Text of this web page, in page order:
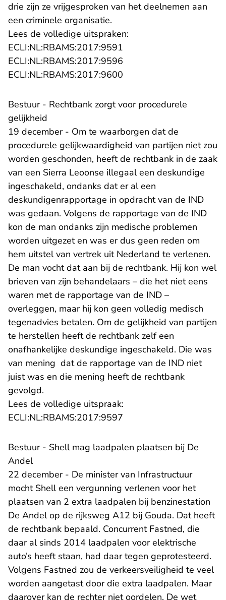
drie zijn ze vrijgesproken van het deelnemen aan
een criminele organisatie.
Lees de volledige uitspraken:
ECLI:NL:RBAMS:2017:9591
ECLI:NL:RBAMS:2017:9596
ECLI:NL:RBAMS:2017:9600
Bestuur - Rechtbank zorgt voor procedurele
gelijkheid
19 december - Om te waarborgen dat de
procedurele gelijkwaardigheid van partijen niet zou
worden geschonden, heeft de rechtbank in de zaak
van een Sierra Leoonse illegaal een deskundige
ingeschakeld, ondanks dat er al een
deskundigenrapportage in opdracht van de IND
was gedaan. Volgens de rapportage van de IND
kon de man ondanks zijn medische problemen
worden uitgezet en was er dus geen reden om
hem uitstel van vertrek uit Nederland te verlenen.
De man vocht dat aan bij de rechtbank. Hij kon wel
brieven van zijn behandelaars – die het niet eens
waren met de rapportage van de IND –
overleggen, maar hij kon geen volledig medisch
tegenadvies betalen. Om de gelijkheid van partijen
te herstellen heeft de rechtbank zelf een
onafhankelijke deskundige ingeschakeld. Die was
van mening dat de rapportage van de IND niet
juist was en die mening heeft de rechtbank
gevolgd.
Lees de volledige uitspraak:
ECLI:NL:RBAMS:2017:9597
Bestuur - Shell mag laadpalen plaatsen bij De
Andel
22 december - De minister van Infrastructuur
mocht Shell een vergunning verlenen voor het
plaatsen van 2 extra laadpalen bij benzinestation
De Andel op de rijksweg A12 bij Gouda. Dat heeft
de rechtbank bepaald. Concurrent Fastned, die
daar al sinds 2014 laadpalen voor elektrische
auto’s heeft staan, had daar tegen geprotesteerd.
Volgens Fastned zou de verkeersveiligheid te veel
worden aangetast door die extra laadpalen. Maar
daarover kan de rechter niet oordelen. De wet